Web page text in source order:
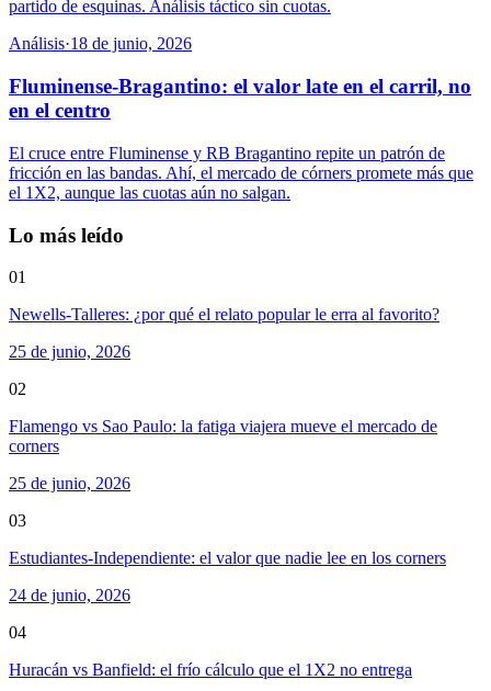
partido de esquinas. Análisis táctico sin cuotas.
Análisis·18 de junio, 2026
Fluminense-Bragantino: el valor late en el carril, no
en el centro
El cruce entre Fluminense y RB Bragantino repite un patrón de
fricción en las bandas. Ahí, el mercado de córners promete más que
el 1X2, aunque las cuotas aún no salgan.
Lo más leído
01
Newells-Talleres: ¿por qué el relato popular le erra al favorito?
25 de junio, 2026
02
Flamengo vs Sao Paulo: la fatiga viajera mueve el mercado de
corners
25 de junio, 2026
03
Estudiantes-Independiente: el valor que nadie lee en los corners
24 de junio, 2026
04
Huracán vs Banfield: el frío cálculo que el 1X2 no entrega